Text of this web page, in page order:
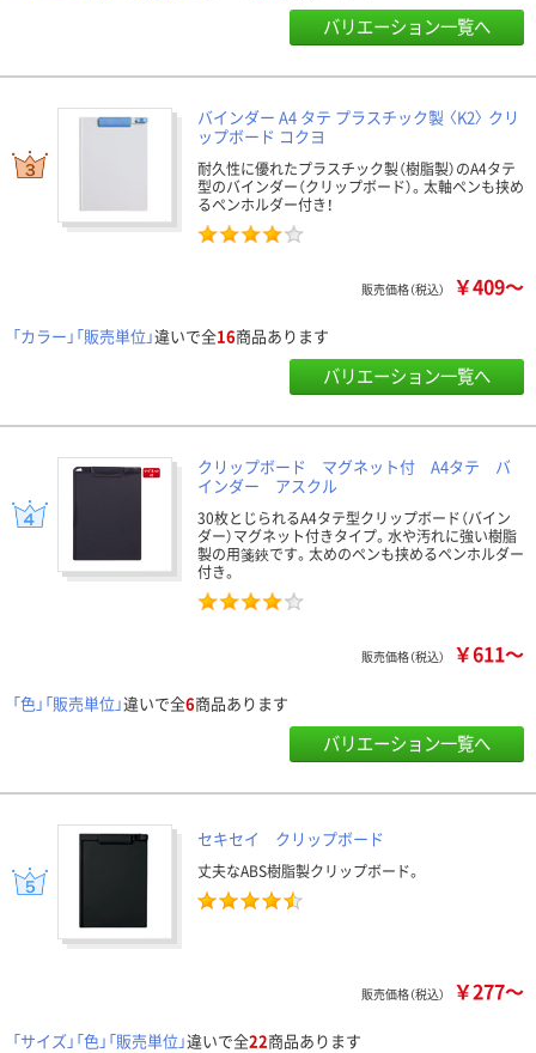
バリエーション一覧へ
バインダー A4 タテ プラスチック製 〈K2〉 クリ
ップボード コクヨ
耐久性に優れたプラスチック製（樹脂製）のA4タテ
型のバインダー（クリップボード）。太軸ペンも挟め
るペンホルダー付き！
販売価格（税込） ￥409～
「カラー」「販売単位」違いで全16商品あります
バリエーション一覧へ
クリップボード マグネット付 A4タテ バ
インダー アスクル
30枚とじられるA4タテ型クリップボード（バイン
ダー）マグネット付きタイプ。水や汚れに強い樹脂
製の用箋鋏です。太めのペンも挟めるペンホルダー
付き。
販売価格（税込） ￥611～
「色」「販売単位」違いで全6商品あります
バリエーション一覧へ
セキセイ クリップボード
丈夫なABS樹脂製クリップボード。
販売価格（税込） ￥277～
「サイズ」「色」「販売単位」違いで全22商品あります